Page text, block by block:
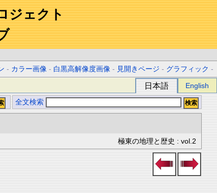
ジェクト
- カラー画像 - 白黒高解像度画像 - 見開きページ - グラフィック -
日本語 English
全文検索
極東の地理と歴史 : vol.2